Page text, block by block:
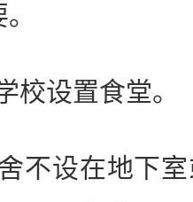
设置食堂。
设在地下室